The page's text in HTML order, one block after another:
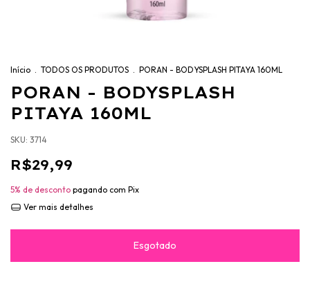
Início . TODOS OS PRODUTOS . PORAN - BODYSPLASH PITAYA 160ML
PORAN - BODYSPLASH
PITAYA 160ML
SKU: 3714
R$29,99
5% de desconto pagando com Pix
Ver mais detalhes